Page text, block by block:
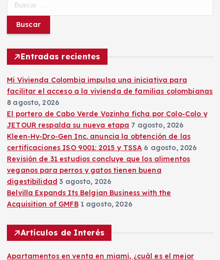
c
:
Entradas recientes
Mi Vivienda Colombia impulsa una iniciativa para
facilitar el acceso a la vivienda de familias colombianas
8 agosto, 2026
El portero de Cabo Verde Vozinha ficha por Colo-Colo y
JETOUR respalda su nueva etapa 7 agosto, 2026
Kleen-Hy-Dro-Gen Inc. anuncia la obtención de las
certificaciones ISO 9001: 2015 y TSSA 6 agosto, 2026
Revisión de 31 estudios concluye que los alimentos
veganos para perros y gatos tienen buena
digestibilidad 3 agosto, 2026
Belvilla Expands Its Belgian Business with the
Acquisition of GMFB 1 agosto, 2026
Artículos de Interés
Apartamentos en venta en miami, ¿cuál es el mejor